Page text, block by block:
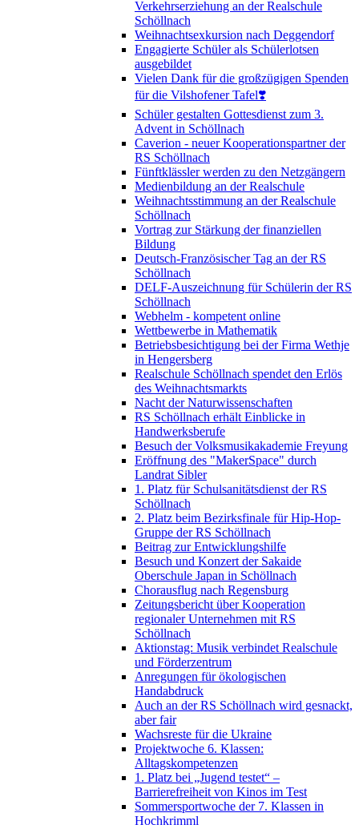
Verkehrserziehung an der Realschule
Schöllnach
Weihnachtsexkursion nach Deggendorf
Engagierte Schüler als Schülerlotsen
ausgebildet
Vielen Dank für die großzügigen Spenden
für die Vilshofener Tafel❣️
Schüler gestalten Gottesdienst zum 3.
Advent in Schöllnach
Caverion - neuer Kooperationspartner der
RS Schöllnach
Fünftklässler werden zu den Netzgängern
Medienbildung an der Realschule
Weihnachtsstimmung an der Realschule
Schöllnach
Vortrag zur Stärkung der finanziellen
Bildung
Deutsch-Französischer Tag an der RS
Schöllnach
DELF-Auszeichnung für Schülerin der RS
Schöllnach
Webhelm - kompetent online
Wettbewerbe in Mathematik
Betriebsbesichtigung bei der Firma Wethje
in Hengersberg
Realschule Schöllnach spendet den Erlös
des Weihnachtsmarkts
Nacht der Naturwissenschaften
RS Schöllnach erhält Einblicke in
Handwerksberufe
Besuch der Volksmusikakademie Freyung
Eröffnung des "MakerSpace" durch
Landrat Sibler
1. Platz für Schulsanitätsdienst der RS
Schöllnach
2. Platz beim Bezirksfinale für Hip-Hop-
Gruppe der RS Schöllnach
Beitrag zur Entwicklungshilfe
Besuch und Konzert der Sakaide
Oberschule Japan in Schöllnach
Chorausflug nach Regensburg
Zeitungsbericht über Kooperation
regionaler Unternehmen mit RS
Schöllnach
Aktionstag: Musik verbindet Realschule
und Förderzentrum
Anregungen für ökologischen
Handabdruck
Auch an der RS Schöllnach wird gesnackt,
aber fair
Wachsreste für die Ukraine
Projektwoche 6. Klassen:
Alltagskompetenzen
1. Platz bei „Jugend testet“ –
Barrierefreiheit von Kinos im Test
Sommersportwoche der 7. Klassen in
Hochkrimml